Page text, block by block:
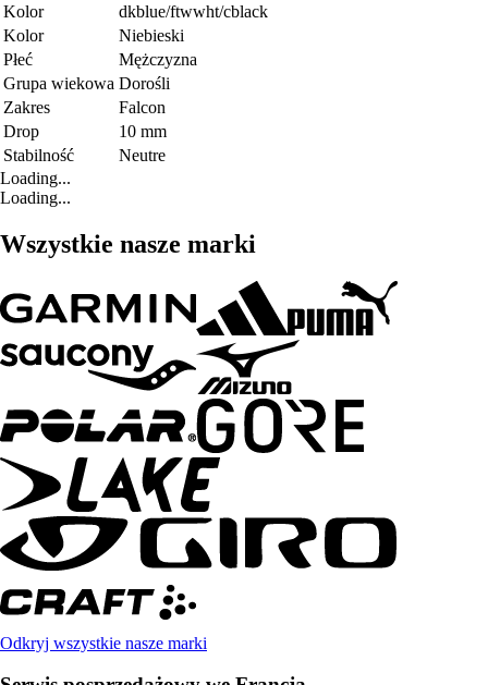
Kolor
dkblue/ftwwht/cblack
Kolor
Niebieski
Płeć
Mężczyzna
Grupa wiekowa Dorośli
Zakres
Falcon
Drop
10 mm
Stabilność
Neutre
Loading...
Loading...
Wszystkie nasze marki
Odkryj wszystkie nasze marki